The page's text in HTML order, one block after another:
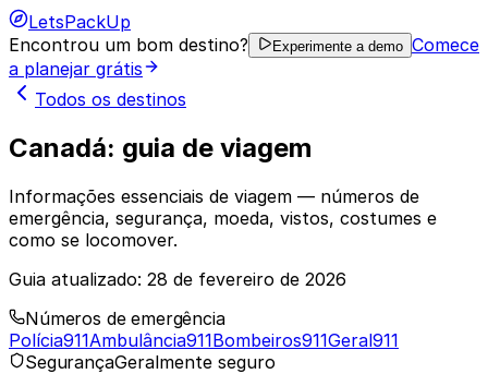
LetsPackUp
Encontrou um bom destino?
Experimente a demo Comece
a planejar grátis
Todos os destinos
Canadá: guia de viagem
Informações essenciais de viagem — números de
emergência, segurança, moeda, vistos, costumes e
como se locomover.
Guia atualizado: 28 de fevereiro de 2026
Números de emergência
Polícia911Ambulância911Bombeiros911Geral911
SegurançaGeralmente seguro